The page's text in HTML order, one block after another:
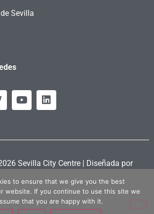
Sevilla
Sevilla City Centre | Diseñada por
to ensure that we give you the best
website. If you continue to use this site we
that you are happy with it.